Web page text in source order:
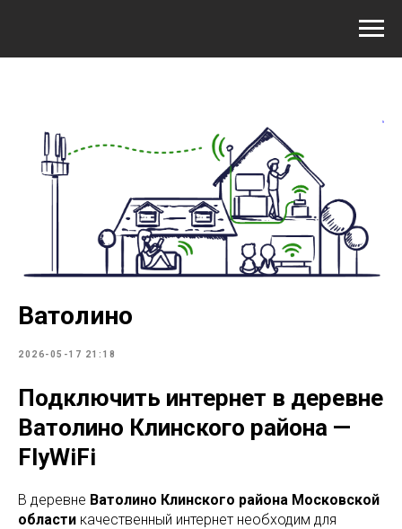
Ватолино
2026-05-17 21:18
Подключить интернет в деревне
Ватолино Клинского района —
FlyWiFi
В деревне Ватолино Клинского района Московской
области качественный интернет необходим для